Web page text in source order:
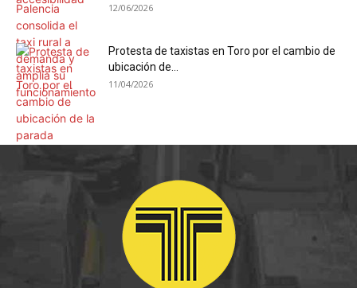
12/06/2026
Protesta de taxistas en Toro por el cambio de
ubicación de...
11/04/2026